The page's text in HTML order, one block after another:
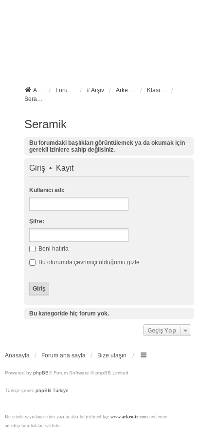
Anasayfa Forum ana sayfa # Arşiv Arkeoloji
Klasik Arkeoloji
Seramik
Seramik
Bu forumdaki başlıkları görüntülemek ya da okumak için
gerekli izinlere sahip değilsiniz.
Giriş• Kayıt
Kullanıcı adı:
Şifre:
Beni hatırla
Bu oturumda çevrimiçi olduğumu gizle
Bu kategoride hiç forum yok.
Geçiş Yap
Anasayfa Forum ana sayfa Bize ulaşın
Powered by phpBB® Forum Software © phpBB Limited
Türkçe çeviri: phpBB Türkiye
Bu sitede yayınlanan tüm yazılar aksi belirtilmedikçe www.arkeo-tr.com üyelerine
ait olup tüm hakları saklıdır.